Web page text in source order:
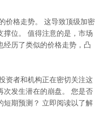
价格走势。 这导致顶级加密
撑位。 值得注意的是，市场
经历了类似的价格走势，凸
资者和机构正在密切关注这
次发生潜在的崩盘。 您是否
短期预测？ 立即阅读以了解